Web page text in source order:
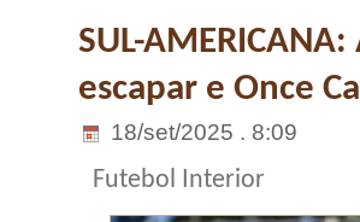
SUL-
escapar e Once
18/set/2025 . 8:09
Futebol Interior